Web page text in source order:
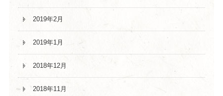
2019年2月
2019年1月
2018年12月
2018年11月